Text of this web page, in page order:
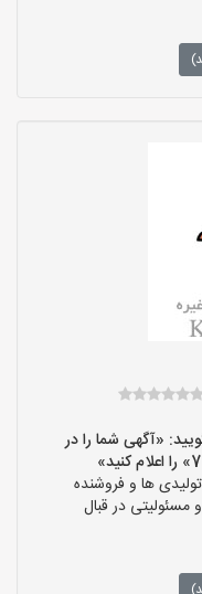
«آگهی شما را در
ها و فروشنده
در قبال